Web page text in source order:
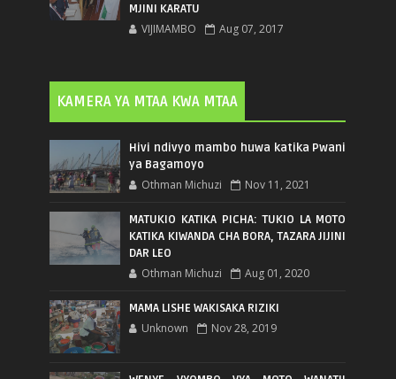
MJINI KARATU
VIJIMAMBO Aug 07, 2017
KAMERA YA MTAA KWA MTAA
Hivi ndivyo mambo huwa katika Pwani
ya Bagamoyo
Othman Michuzi Nov 11, 2021
MATUKIO KATIKA PICHA: TUKIO LA MOTO
KATIKA KIWANDA CHA BORA, TAZARA JIJINI
DAR LEO
Othman Michuzi Aug 01, 2020
MAMA LISHE WAKISAKA RIZIKI
Unknown Nov 28, 2019